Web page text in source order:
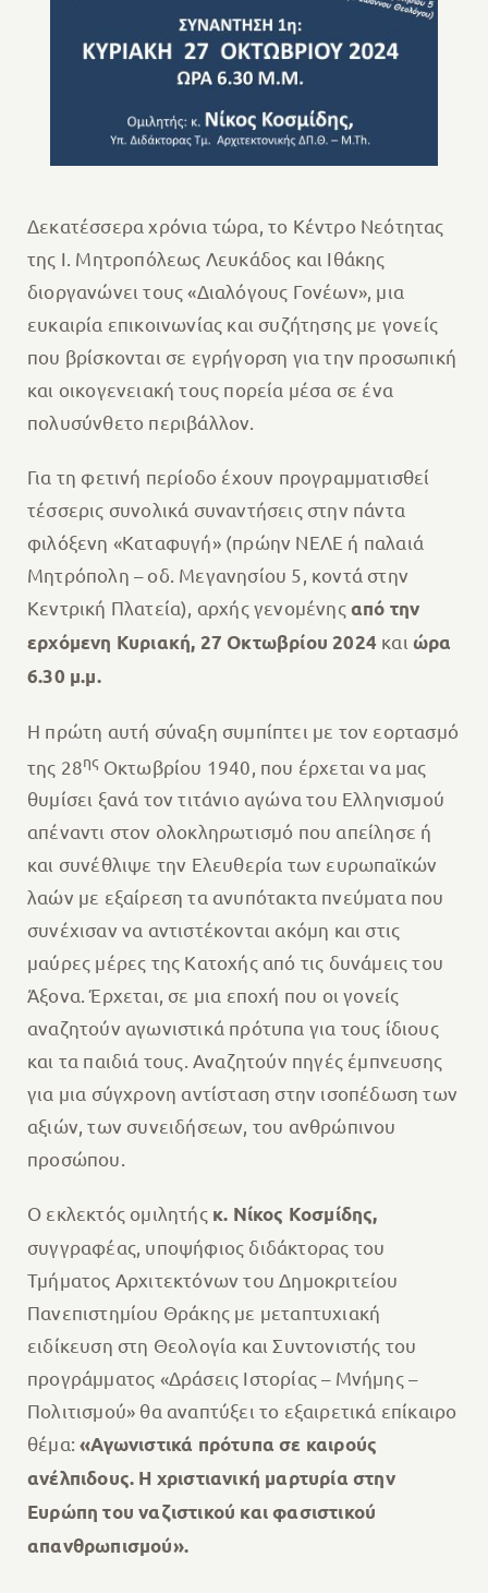
Δεκατέσσερα χρόνια τώρα, το Κέντρο Νεότητας
της Ι. Μητροπόλεως Λευκάδος και Ιθάκης
διοργανώνει τους «Διαλόγους Γονέων», μια
ευκαιρία επικοινωνίας και συζήτησης με γονείς
που βρίσκονται σε εγρήγορση για την προσωπική
και οικογενειακή τους πορεία μέσα σε ένα
πολυσύνθετο περιβάλλον.
Για τη φετινή περίοδο έχουν προγραμματισθεί
τέσσερις συνολικά συναντήσεις στην πάντα
φιλόξενη «Καταφυγή» (πρώην ΝΕΛΕ ή παλαιά
Μητρόπολη – οδ. Μεγανησίου 5, κοντά στην
Κεντρική Πλατεία), αρχής γενομένηςαπό την
ερχόμενη Κυριακή, 27 Οκτωβρίου 2024 και ώρα
6.30 μ.μ.
Η πρώτη αυτή σύναξη συμπίπτει με τον εορτασμό
της 28ης Οκτωβρίου 1940, που έρχεται να μας
θυμίσει ξανά τον τιτάνιο αγώνα του Ελληνισμού
απέναντι στον ολοκληρωτισμό που απείλησε ή
και συνέθλιψε την Ελευθερία των ευρωπαϊκών
λαών με εξαίρεση τα ανυπότακτα πνεύματα που
συνέχισαν να αντιστέκονται ακόμη και στις
μαύρες μέρες της Κατοχής από τις δυνάμεις του
Άξονα. Έρχεται, σε μια εποχή που οι γονείς
αναζητούν αγωνιστικά πρότυπα για τους ίδιους
και τα παιδιά τους. Αναζητούν πηγές έμπνευσης
για μια σύγχρονη αντίσταση στην ισοπέδωση των
αξιών, των συνειδήσεων, του ανθρώπινου
προσώπου.
Ο εκλεκτός ομιλητήςκ. Νίκος Κοσμίδης,
συγγραφέας, υποψήφιος διδάκτορας του
Τμήματος Αρχιτεκτόνων του Δημοκριτείου
Πανεπιστημίου Θράκης με μεταπτυχιακή
ειδίκευση στη Θεολογία και Συντονιστής του
προγράμματος «Δράσεις Ιστορίας – Μνήμης –
Πολιτισμού» θα αναπτύξει το εξαιρετικά επίκαιρο
θέμα: «Αγωνιστικά πρότυπα σε καιρούς
ανέλπιδους. Η χριστιανική μαρτυρία στην
Ευρώπη του ναζιστικού και φασιστικού
απανθρωπισμού».